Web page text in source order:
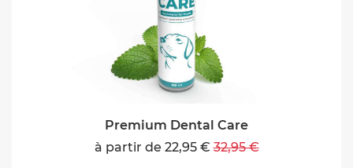
Premium Dental Care
à partir de 22,95 €32,95 €